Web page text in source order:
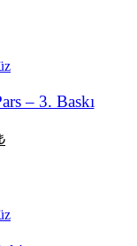
– 3. Baskı
Şu